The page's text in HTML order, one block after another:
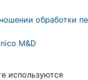
обработки
M&D
используются